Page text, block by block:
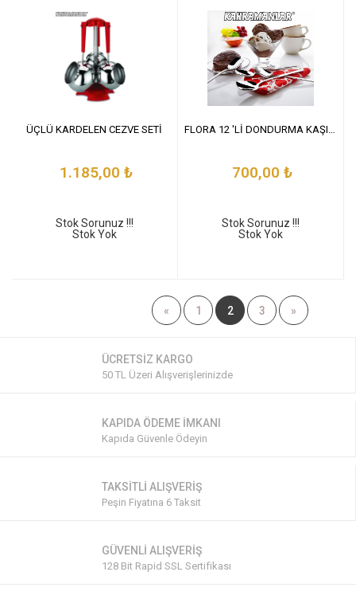
ÜÇLÜ KARDELEN CEZVE SETİ
1.185,00 ₺
Stok Sorunuz !!!
Stok Yok
FLORA 12 'Lİ DONDURMA KAŞIĞI
700,00 ₺
Stok Sorunuz !!!
Stok Yok
« 1 2 3 »
ÜCRETSİZ KARGO
50 TL Üzeri Alışverişlerinizde
KAPIDA ÖDEME İMKANI
Kapıda Güvenle Ödeyin
TAKSİTLİ ALIŞVERİŞ
Peşin Fiyatına 6 Taksit
GÜVENLİ ALIŞVERİŞ
128 Bit Rapid SSL Sertifikası